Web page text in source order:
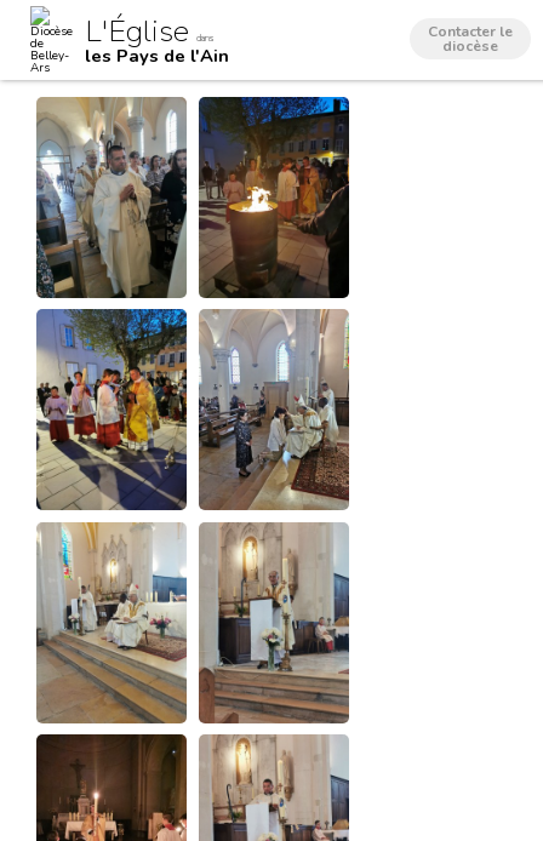
contenu.
navigation
Outils
personnels
L'Église dans
les Pays de l'Ain
Contacter le
diocèse